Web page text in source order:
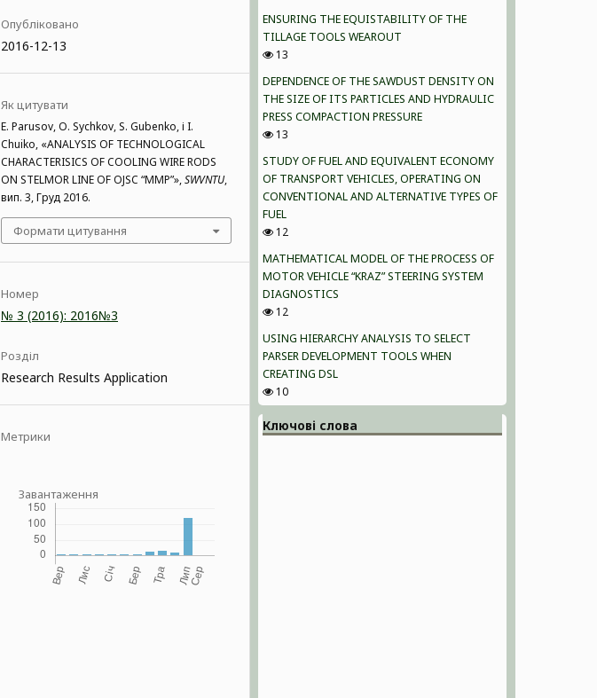
Опубліковано
2016-12-13
Як цитувати
E. Parusov, O. Sychkov, S. Gubenko, і I.
Chuiko, «ANALYSIS OF TECHNOLOGICAL
CHARACTERISICS OF COOLING WIRE RODS
ON STELMOR LINE OF OJSC “MMP”»,SWVNTU,
вип. 3, Груд 2016.
Формати цитування
Номер
№ 3 (2016): 2016№3
Розділ
Research Results Application
Метрики
Завантаження
ENSURING THE EQUISTABILITY OF THE
TILLAGE TOOLS WEAROUT
13
DEPENDENCE OF THE SAWDUST DENSITY ON
THE SIZE OF ITS PARTICLES AND HYDRAULIC
PRESS COMPACTION PRESSURE
13
STUDY OF FUEL AND EQUIVALENT ECONOMY
OF TRANSPORT VEHICLES, OPERATING ON
CONVENTIONAL AND ALTERNATIVE TYPES OF
FUEL
12
MATHEMATICAL MODEL OF THE PROCESS OF
MOTOR VEHICLE “KRAZ” STEERING SYSTEM
DIAGNOSTICS
12
USING HIERARCHY ANALYSIS TO SELECT
PARSER DEVELOPMENT TOOLS WHEN
CREATING DSL
10
Ключові слова